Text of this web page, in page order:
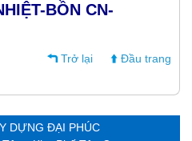
BỒN CN-
Trở lại Đầu trang
DỰNG ĐẠI PHÚC